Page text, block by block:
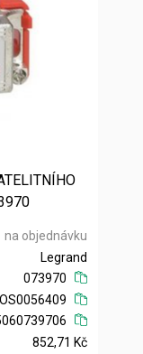
na objednávku
Legrand
073970
852,71 Kč